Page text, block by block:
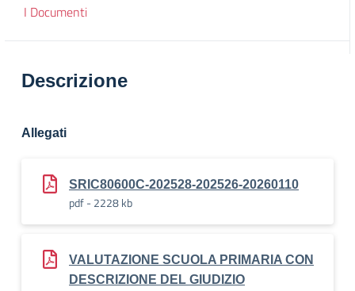
I Documenti
Descrizione
Allegati
SRIC80600C-202528-202526-20260110
pdf - 2228 kb
VALUTAZIONE SCUOLA PRIMARIA CON
DESCRIZIONE DEL GIUDIZIO